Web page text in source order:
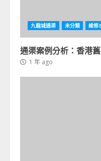
九龍城通渠 未分類 維修
通渠案例分析：香港
1 年 ago